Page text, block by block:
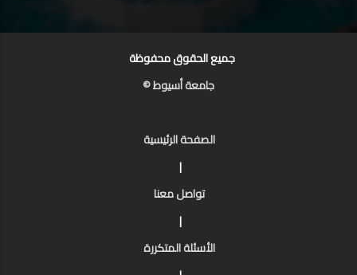
جميع الحقوق محفوظة
جامعة أسيوط ©
الصفحة الرئيسية
|
تواصل معنا
|
الأسئلة المتكررة